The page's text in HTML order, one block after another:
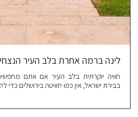
לינה ברמה אחרת בלב העיר
חוויה יוקרתית בלב העיר אם אתם מחפשים
בבירת ישראל, אין כמו סוויטה בירושלים כדי